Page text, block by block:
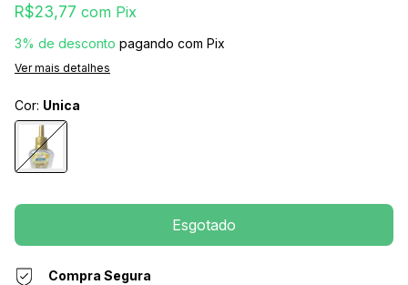
R$23,77 com Pix
3% de desconto pagando com Pix
Ver mais detalhes
Cor: Unica
Compra Segura